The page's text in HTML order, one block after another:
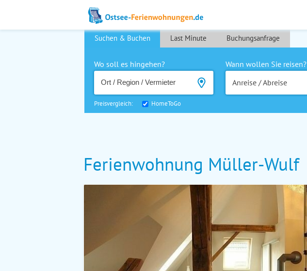
Suchen & Buchen Last Minute Buchungsanfrage
Wo soll es hingehen?
Wann wollen Sie reisen?
Anreise / Abreise
Preisvergleich: HomeToGo
Ferienwohnung Müller-Wulf